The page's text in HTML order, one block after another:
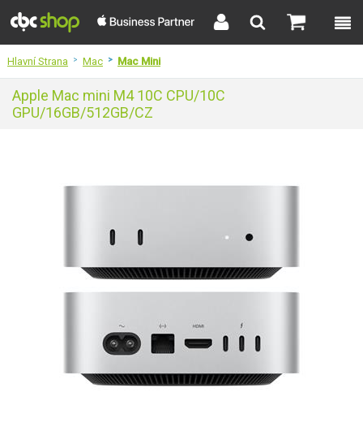
Hlavní Strana > Mac > Mac Mini
Apple Mac mini M4 10C CPU/10C
GPU/16GB/512GB/CZ